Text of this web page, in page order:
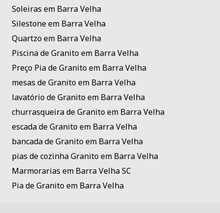
Soleiras em Barra Velha
Silestone em Barra Velha
Quartzo em Barra Velha
Piscina de Granito em Barra Velha
Preço Pia de Granito em Barra Velha
mesas de Granito em Barra Velha
lavatório de Granito em Barra Velha
churrasqueira de Granito em Barra Velha
escada de Granito em Barra Velha
bancada de Granito em Barra Velha
pias de cozinha Granito em Barra Velha
Marmorarias em Barra Velha SC
Pia de Granito em Barra Velha